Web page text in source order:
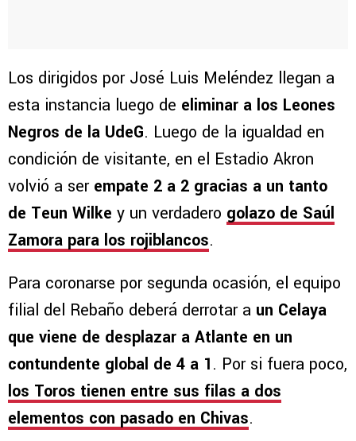
Los dirigidos por José Luis Meléndez llegan a
esta instancia luego de eliminar a los Leones
Negros de la UdeG. Luego de la igualdad en
condición de visitante, en el Estadio Akron
volvió a ser empate 2 a 2 gracias a un tanto
de Teun Wilke y un verdadero golazo de Saúl
Zamora para los rojiblancos.
Para coronarse por segunda ocasión, el equipo
filial del Rebaño deberá derrotar a un Celaya
que viene de desplazar a Atlante en un
contundente global de 4 a 1. Por si fuera poco,
los Toros tienen entre sus filas a dos
elementos con pasado en Chivas.